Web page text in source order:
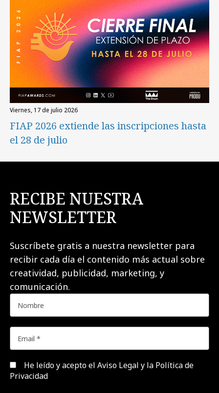
viernes, 17 de julio 2026
FIAP 2026 extiende las inscripciones hasta
el 28 de julio
RECIBE NUESTRA
NEWSLETTER
Suscríbete gratis a nuestra newsletter para
recibir cada día el contenido más actual sobre
creatividad, publicidad, marketing, y
comunicación.
He leído y acepto el Aviso Legal y la Política de
Privacidad